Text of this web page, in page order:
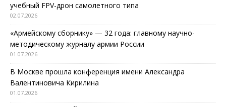
учебный FPV-дрон самолетного типа
02.07.2026
«Армейскому сборнику» — 32 года: главному научно-
методическому журналу армии России
01.07.2026
В Москве прошла конференция имени Александра
Валентиновича Кирилина
01.07.2026